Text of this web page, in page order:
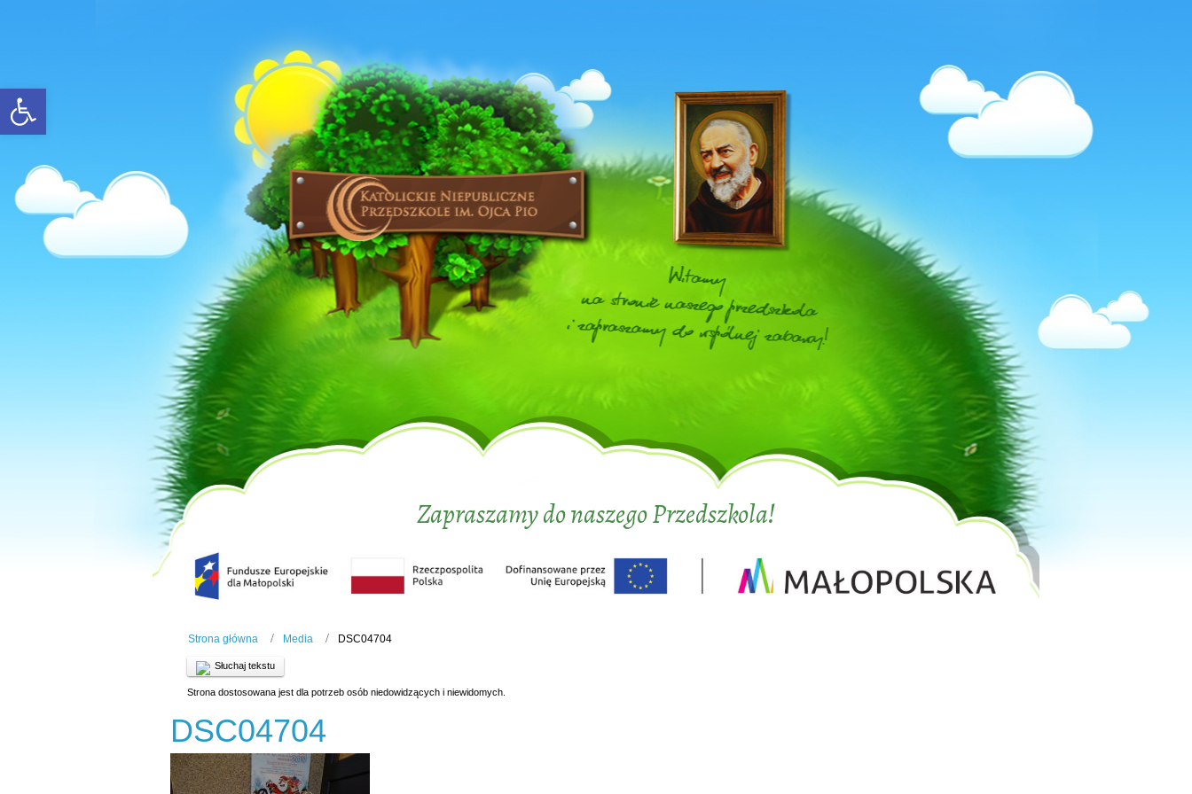
Open toolbar
Zapraszamy do naszego Przedszkola!
Strona główna Media DSC04704
Słuchaj tekstu
Strona dostosowana jest dla potrzeb osób niedowidzących i niewidomych.
DSC04704